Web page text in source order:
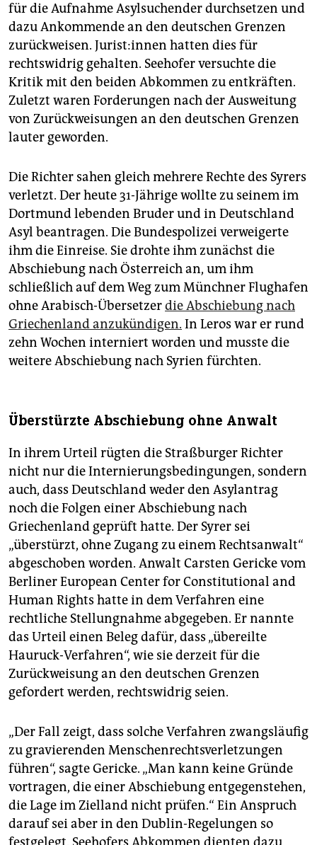
für die Aufnahme Asylsuchender durchsetzen und
dazu Ankommende an den deutschen Grenzen
zurückweisen. Ju­ris­t:in­nen hatten dies für
rechtswidrig gehalten. Seehofer versuchte die
Kritik mit den beiden Abkommen zu entkräften.
Zuletzt waren Forderungen nach der Ausweitung
von Zurückweisungen an den deutschen Grenzen
lauter geworden.
Die Richter sahen gleich mehrere Rechte des Syrers
verletzt. Der heute 31-Jährige wollte zu seinem im
Dortmund lebenden Bruder und in Deutschland
Asyl beantragen. Die Bundespolizei verweigerte
ihm die Einreise. Sie drohte ihm zunächst die
Abschiebung nach Österreich an, um ihm
schließlich auf dem Weg zum Münchner Flughafen
ohne Arabisch-Übersetzerdie Abschiebung nach
Griechenland anzukündigen. In Leros war er rund
zehn Wochen interniert worden und musste die
weitere Abschiebung nach Syrien fürchten.
Überstürzte Abschiebung ohne Anwalt
In ihrem Urteil rügten die Straßburger Richter
nicht nur die Internierungsbedingungen, sondern
auch, dass Deutschland weder den Asylantrag
noch die Folgen einer Abschiebung nach
Griechenland geprüft hatte. Der Syrer sei
„überstürzt, ohne Zugang zu einem Rechtsanwalt“
abgeschoben worden. Anwalt Carsten Gericke vom
Berliner European Center for Constitutional and
Human Rights hatte in dem Verfahren eine
rechtliche Stellungnahme abgegeben. Er nannte
das Urteil einen Beleg dafür, dass „übereilte
Hauruck-Verfahren“, wie sie derzeit für die
Zurückweisung an den deutschen Grenzen
gefordert werden, rechtswidrig seien.
„Der Fall zeigt, dass solche Verfahren zwangsläufig
zu gravierenden Menschenrechtsverletzungen
führen“, sagte Gericke. „Man kann keine Gründe
vortragen, die einer Abschiebung entgegenstehen,
die Lage im Zielland nicht prüfen.“ Ein Anspruch
darauf sei aber in den Dublin-Regelungen so